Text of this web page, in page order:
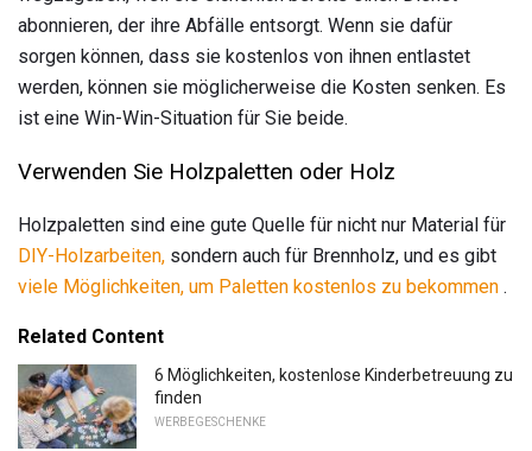
abonnieren, der ihre Abfälle entsorgt. Wenn sie dafür
sorgen können, dass sie kostenlos von ihnen entlastet
werden, können sie möglicherweise die Kosten senken. Es
ist eine Win-Win-Situation für Sie beide.
Verwenden Sie Holzpaletten oder Holz
Holzpaletten sind eine gute Quelle für nicht nur Material für
DIY-Holzarbeiten, sondern auch für Brennholz, und es gibt
viele Möglichkeiten, um Paletten kostenlos zu bekommen .
Related Content
6 Möglichkeiten, kostenlose Kinderbetreuung zu
finden
WERBEGESCHENKE